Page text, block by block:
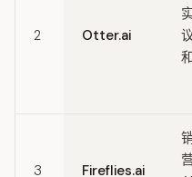
2 Otter.ai
3 Fireflies.ai